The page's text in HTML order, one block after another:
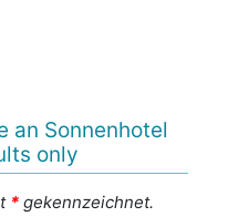
an Sonnenhotel
only
*gekennzeichnet.